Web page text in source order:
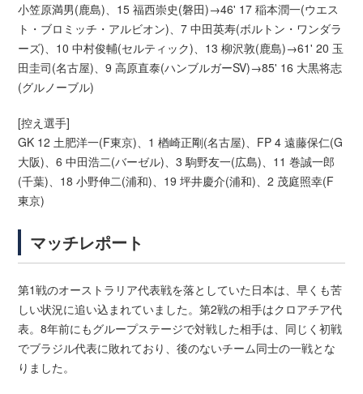
小笠原満男(鹿島)、15 福西崇史(磐田)→46' 17 稲本潤一(ウエス
ト・ブロミッチ・アルビオン)、7 中田英寿(ボルトン・ワンダラ
ーズ)、10 中村俊輔(セルティック)、13 柳沢敦(鹿島)→61' 20 玉
田圭司(名古屋)、9 高原直泰(ハンブルガーSV)→85' 16 大黒将志
(グルノーブル)
[控え選手]
GK 12 土肥洋一(F東京)、1 楢崎正剛(名古屋)、FP 4 遠藤保仁(G
大阪)、6 中田浩二(バーゼル)、3 駒野友一(広島)、11 巻誠一郎
(千葉)、18 小野伸二(浦和)、19 坪井慶介(浦和)、2 茂庭照幸(F
東京)
マッチレポート
第1戦のオーストラリア代表戦を落としていた日本は、早くも苦
しい状況に追い込まれていました。第2戦の相手はクロアチア代
表。8年前にもグループステージで対戦した相手は、同じく初戦
でブラジル代表に敗れており、後のないチーム同士の一戦とな
りました。